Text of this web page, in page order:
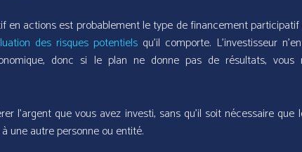
en actions est probablement le type de financement
des risques potentiels qu’il comporte. L’investisseur
donc si le plan ne donne pas de résultats,
l’argent que vous avez investi, sans qu’il soit nécessaire
une autre personne ou entité.